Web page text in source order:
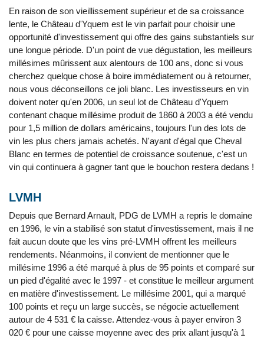
En raison de son vieillissement supérieur et de sa croissance
lente, le Château d'Yquem est le vin parfait pour choisir une
opportunité d'investissement qui offre des gains substantiels sur
une longue période. D'un point de vue dégustation, les meilleurs
millésimes mûrissent aux alentours de 100 ans, donc si vous
cherchez quelque chose à boire immédiatement ou à retourner,
nous vous déconseillons ce joli blanc. Les investisseurs en vin
doivent noter qu'en 2006, un seul lot de Château d'Yquem
contenant chaque millésime produit de 1860 à 2003 a été vendu
pour 1,5 million de dollars américains, toujours l'un des lots de
vin les plus chers jamais achetés. N'ayant d'égal que Cheval
Blanc en termes de potentiel de croissance soutenue, c'est un
vin qui continuera à gagner tant que le bouchon restera dedans !
LVMH
Depuis que Bernard Arnault, PDG de LVMH a repris le domaine
en 1996, le vin a stabilisé son statut d'investissement, mais il ne
fait aucun doute que les vins pré-LVMH offrent les meilleurs
rendements. Néanmoins, il convient de mentionner que le
millésime 1996 a été marqué à plus de 95 points et comparé sur
un pied d'égalité avec le 1997 - et constitue le meilleur argument
en matière d'investissement. Le millésime 2001, qui a marqué
100 points et reçu un large succès, se négocie actuellement
autour de 4 531 € la caisse. Attendez-vous à payer environ 3
020 € pour une caisse moyenne avec des prix allant jusqu'à 1